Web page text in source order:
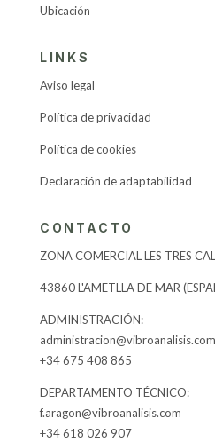
Ubicación
LINKS
Aviso legal
Política de privacidad
Política de cookies
Declaración de adaptabilidad
CONTACTO
ZONA COMERCIAL LES TRES
43860 L'AMETLLA DE MAR
​ADMINISTRACIÓN:
administracion@vibroanalisis.com
+34 675 408 865
DEPARTAMENTO TÉCNICO:
f.aragon@vibroanalisis.com
+34 618 026 907